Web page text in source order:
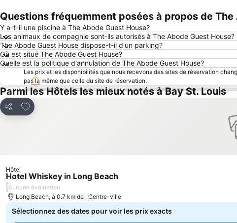
Questions fréquemment posées à propos de
Y a-t-il une piscine à The Abode Guest House?
Les animaux de compagnie sont-ils autorisés à The Abode Guest House?
The Abode Guest House dispose-t-il d'un parking?
Où est situé The Abode Guest House?
Quelle est la politique d'annulation de The Abode Guest House?
Les prix et les disponibilités que nous recevons des sites de réservation
pas la même que celle du site de réservation.
Parmi les Hôtels les mieux notés à Bay St. Louis
Partager
Ajouter à mes favoris
Hôtel
Hotel Whiskey in Long Beach
/Aucune évaluation
Long Beach, à 0.7 km de : Centre-ville
Sélectionnez des dates pour voir les prix exacts